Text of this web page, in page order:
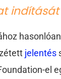
jelentés
el